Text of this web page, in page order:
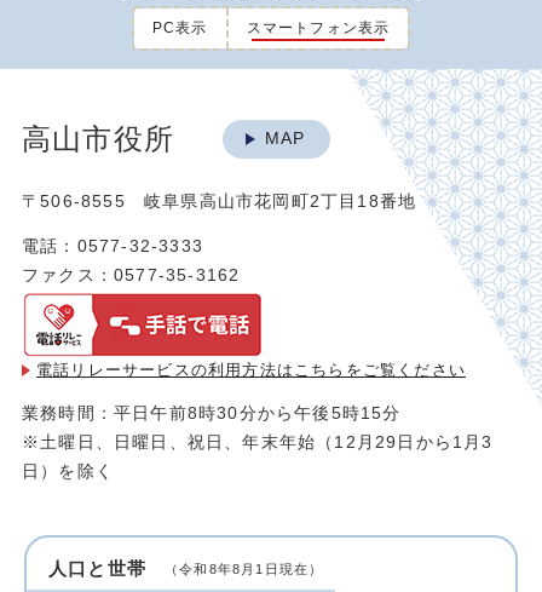
PC表示 スマートフォン表示
高山市役所 MAP
〒506-8555 岐阜県高山市花岡町2丁目18番地
電話：0577-32-3333
ファクス：0577-35-3162
電話リレーサービスの利用方法は こちらをご覧ください
業務時間：平日午前8時30分から午後5時15分
※土曜日、日曜日、祝日、年末年始（12月29日から1月3
日）を除く
人口と世帯 （令和8年8月1日現在）